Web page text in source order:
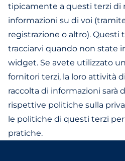
tipicamente a questi terzi di
informazioni su di voi
registrazione o altro).
tracciarvi quando non state
widget. Se avete utilizzato
fornitori terzi, la loro attività
raccolta di informazioni sarà
rispettive politiche sulla
le politiche di questi terzi
pratiche.